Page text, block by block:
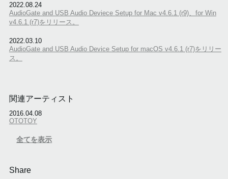
2022.08.24
AudioGate and USB Audio Deviece Setup for Mac v4.6.1 (r9)、for Win
v4.6.1 (r7)をリリース。
2022.03.10
AudioGate and USB Audio Device Setup for macOS v4.6.1 (r7)をリリー
ス。
関連アーティスト
2016.04.08
OTOTOY
全てを表示
Share